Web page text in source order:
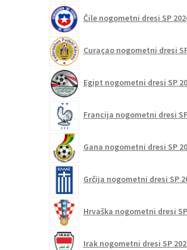
Čile nogometni dresi SP
Curaçao nogometni dresi
Egipt nogometni dresi SP
Francija nogometni dresi
Gana nogometni dresi SP
Grčija nogometni dresi SP
Hrvaška nogometni dresi
Irak nogometni dresi SP